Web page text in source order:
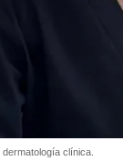
clínica.